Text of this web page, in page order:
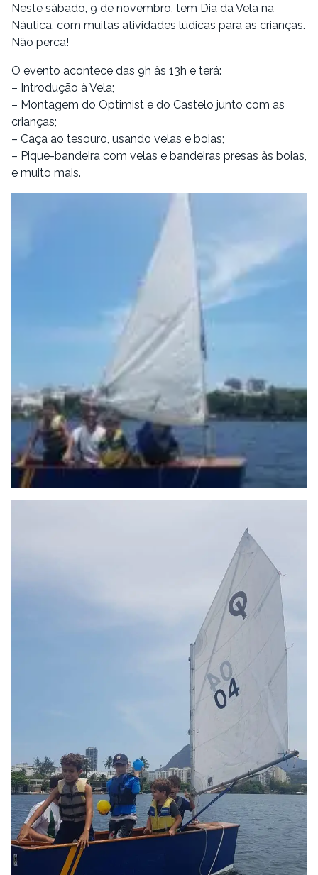
Neste sábado, 9 de novembro, tem Dia da Vela na
Náutica, com muitas atividades lúdicas para as crianças.
Não perca!
O evento acontece das 9h às 13h e terá:
– Introdução à Vela;
– Montagem do Optimist e do Castelo junto com as
crianças;
– Caça ao tesouro, usando velas e boias;
– Pique-bandeira com velas e bandeiras presas às boias,
e muito mais.